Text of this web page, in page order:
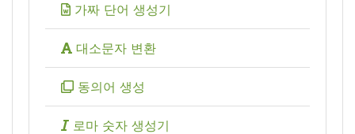
가짜 단어 생성기
대소문자 변환
동의어 생성
로마 숫자 생성기